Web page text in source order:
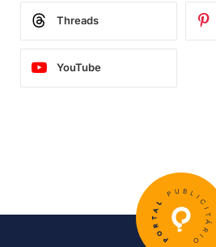
Threads
YouTube